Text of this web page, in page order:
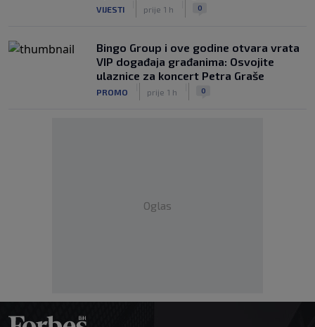
VIJESTI prije 1 h 0
Bingo Group i ove godine otvara vrata
VIP događaja građanima: Osvojite
ulaznice za koncert Petra Graše
PROMO prije 1 h 0
Oglas